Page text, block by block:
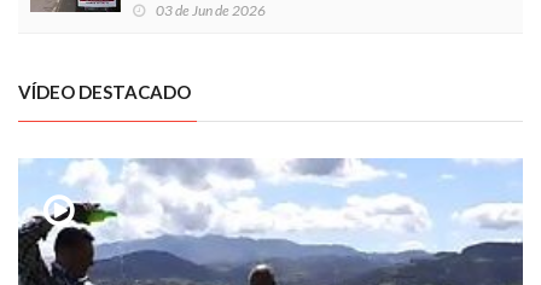
03 de Jun de 2026
VÍDEO DESTACADO